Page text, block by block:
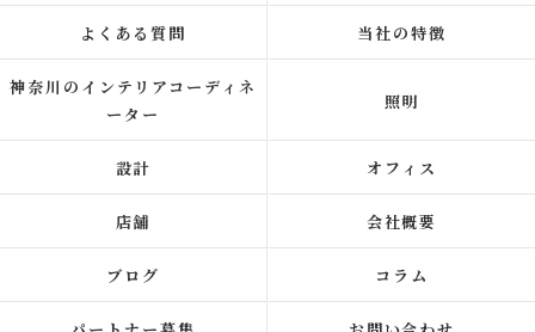
よくある質問 当社の特徴
神奈川のインテリアコーディネ
ーター
照明
設計 オフィス
店舗 会社概要
ブログ コラム